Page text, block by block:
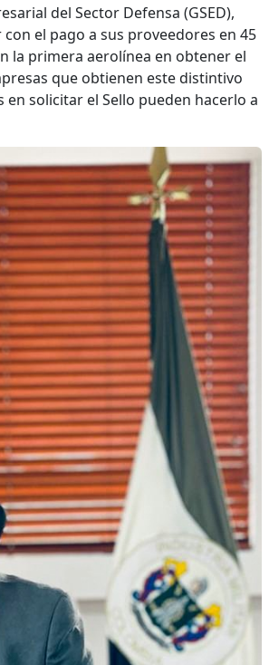
del Sector Defensa (GSED),
el pago a sus proveedores en 45
la primera aerolínea en obtener el
que obtienen este distintivo
solicitar el Sello pueden hacerlo a